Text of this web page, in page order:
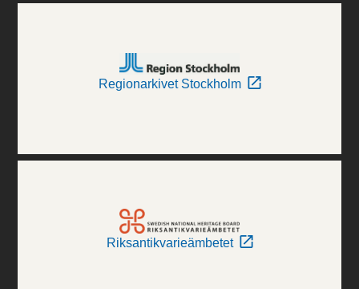
Regionarkivet Stockholm
Riksantikvarieämbetet